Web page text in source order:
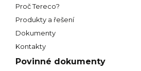
Proč Tereco?
Produkty a řešení
Dokumenty
Kontakty
Povinné dokumenty